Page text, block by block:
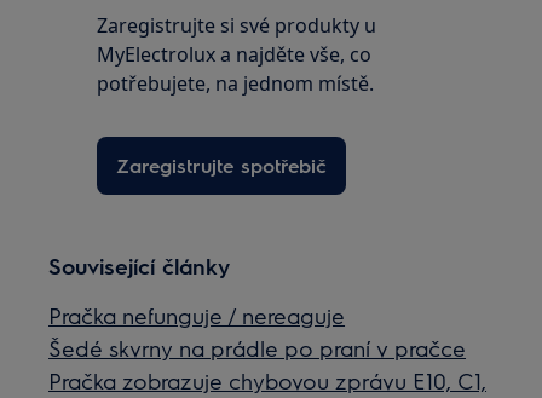
Zaregistrujte si své produkty u
MyElectrolux a najděte vše, co
potřebujete, na jednom místě.
Zaregistrujte spotřebič
Související články
Pračka nefunguje / nereaguje
Šedé skvrny na prádle po praní v pračce
Pračka zobrazuje chybovou zprávu E10, C1,